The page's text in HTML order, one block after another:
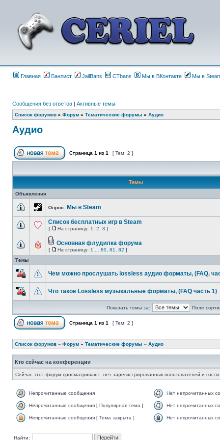
Главная Банлист JailBans CTbans Мы в ВКонтакте Мы в
Сообщения без ответов | Активные темы
Список форумов » Форум » Тематические форумы » Аудио
Аудио
Страница 1 из 1 [ Тем: 2 ]
Темы
Объявления
Опрос: Мы в Steam
Список бесплатных игр в Steam
[ На страницу: 1 2 3 ]
Основная флудилка форума
[ На страницу: 1 80 81 82 ]
Темы
Чем можно прослушать lossless аудио форматы, (FAQ,
Что такое Lossless музыкальные форматы, (FAQ часть 1)
Показать темы за: Поле
Страница 1 из 1 [ Тем: 2 ]
Список форумов » Форум » Тематические форумы » Аудио
Кто сейчас на конференции
Сейчас этот форум просматривают: нет зарегистрированных пользователей и
Непрочитанные сообщения Нет непрочитанных
Непрочитанные сообщения [ Популярная тема ] Нет непрочитанных
Непрочитанные сообщения [ Тема закрыта ] Нет непрочитанных
Найти: